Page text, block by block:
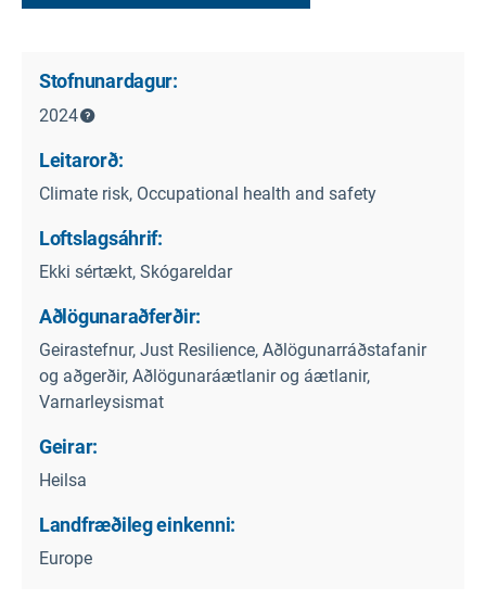
Stofnunardagur:
2024
Leitarorð:
Climate risk, Occupational health and safety
Loftslagsáhrif:
Ekki sértækt, Skógareldar
Aðlögunaraðferðir:
Geirastefnur, Just Resilience, Aðlögunarráðstafanir
og aðgerðir, Aðlögunaráætlanir og áætlanir,
Varnarleysismat
Geirar:
Heilsa
Landfræðileg einkenni:
Europe